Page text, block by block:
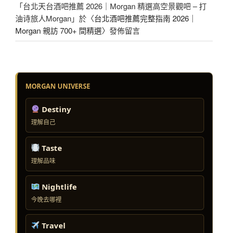
「台北天台酒吧推薦 2026｜Morgan 精選高空景觀吧 – 打
油诗旅人Morgan」於〈台北酒吧推薦完整指南 2026｜
Morgan 親訪 700+ 間精選〉發佈留言
MORGAN UNIVERSE
Destiny
理解自己
Taste
理解品味
Nightlife
今晚去哪裡
Travel